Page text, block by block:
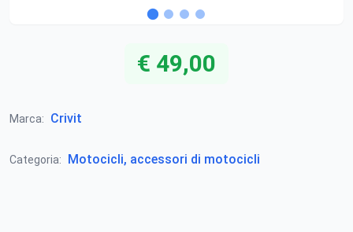
€ 49,00
Marca: Crivit
Categoria: Motocicli, accessori di motocicli